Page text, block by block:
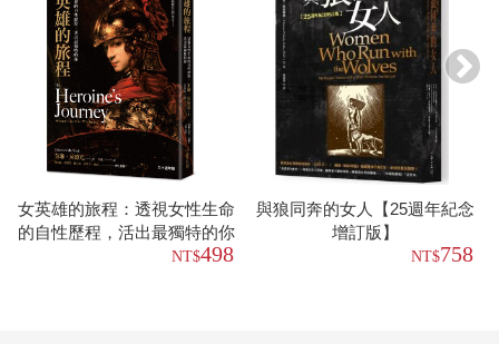
女英雄的旅程：透視女性生命
的自性歷程，活出最獨特的你
【30週年版】
498
與狼同奔的女人【25週年紀念
增訂版】
758